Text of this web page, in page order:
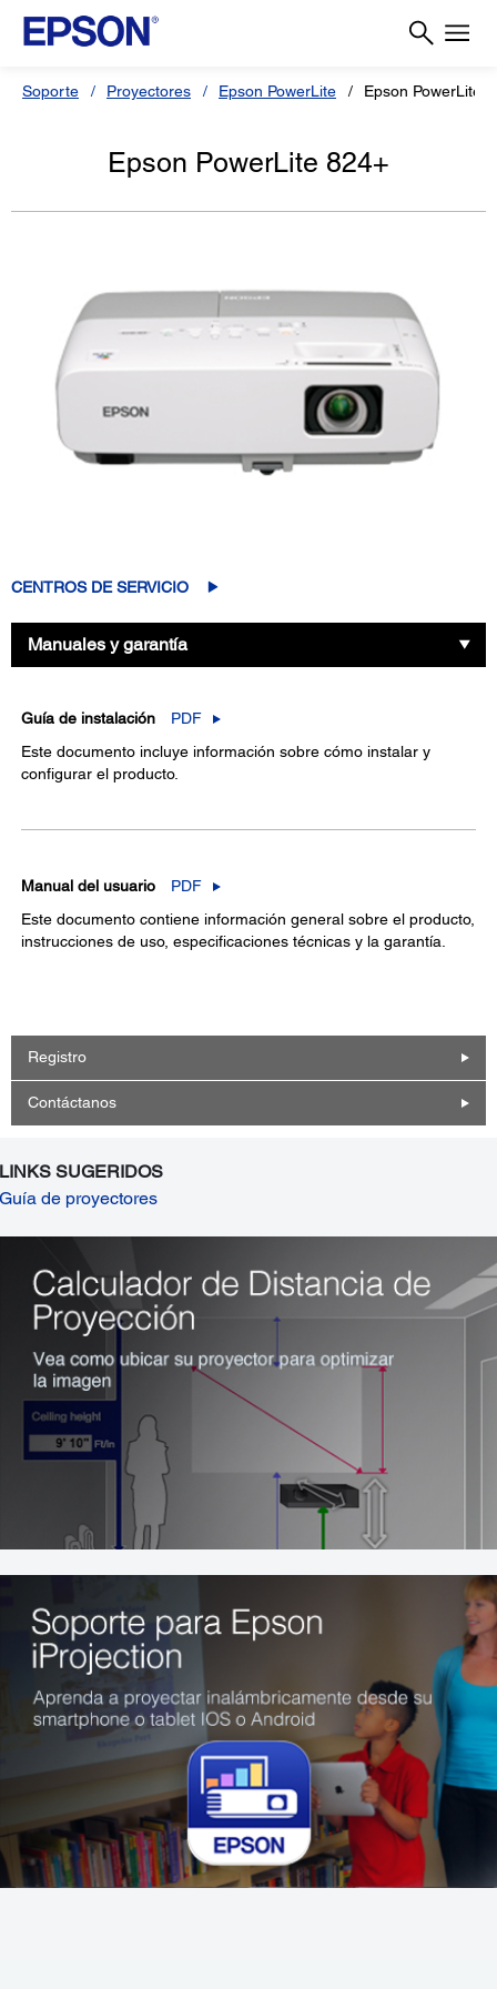
Soporte Proyectores Epson PowerLite Epson PowerLite
Epson PowerLite 824+
CENTROS DE SERVICIO
Manuales y garantía
Guía de instalación
PDF
Este documento incluye información sobre cómo instalar y
configurar el producto.
Manual del usuario
PDF
Este documento contiene información general sobre el producto,
instrucciones de uso, especificaciones técnicas y la garantía.
Registro
Contáctanos
LINKS SUGERIDOS
Guía de proyectores